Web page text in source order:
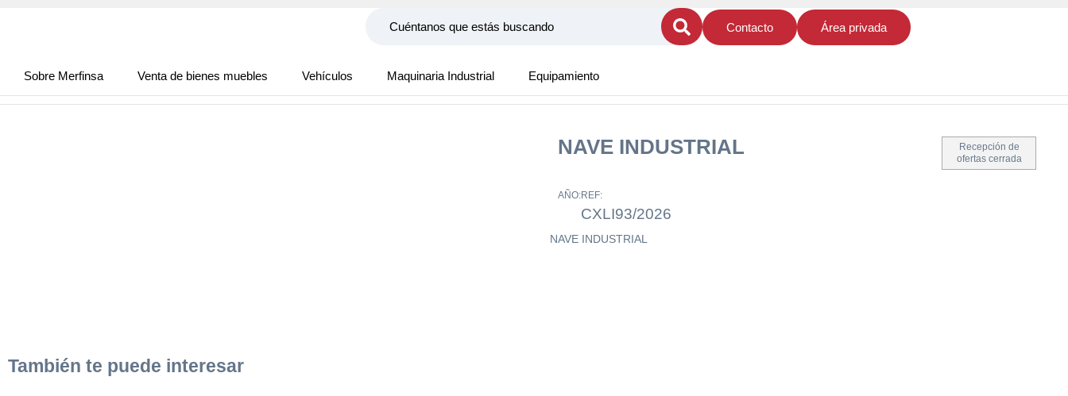
Contacto Área privada
Sobre Merfinsa Venta de bienes muebles Vehículos Maquinaria Industrial Equipamiento
NAVE INDUSTRIAL
Recepción de
ofertas cerrada
AÑO:REF:
CXLI93/2026
NAVE INDUSTRIAL
También te puede interesar